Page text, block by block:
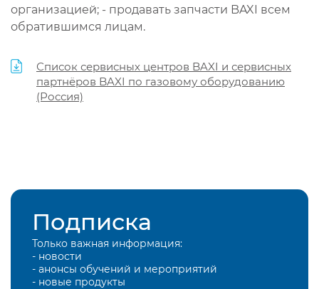
организацией; - продавать запчасти BAXI всем
обратившимся лицам.
Список сервисных центров BAXI и сервисных
партнёров BAXI по газовому оборудованию
(Россия)
Подписка
Только важная информация:
- новости
- анонсы обучений и мероприятий
- новые продукты